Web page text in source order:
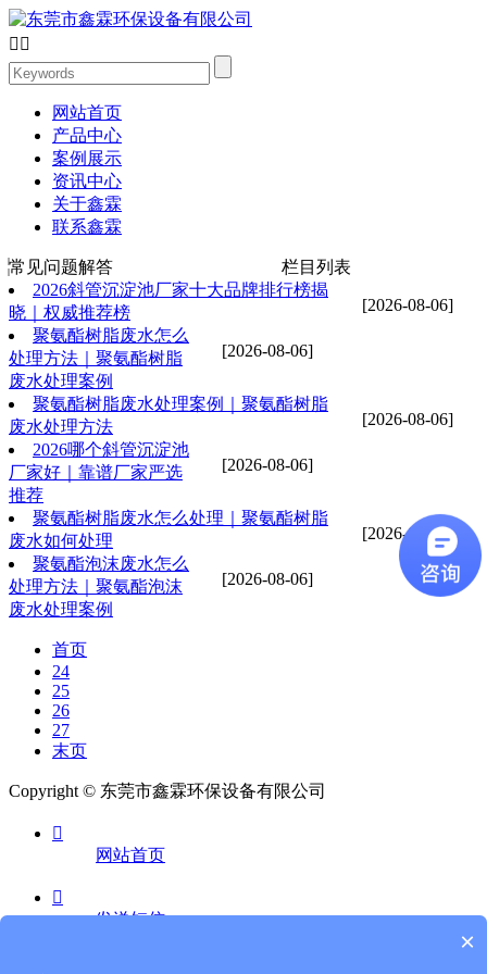
 
网站首页
产品中心
案例展示
资讯中心
关于鑫霖
联系鑫霖
常见问题解答 栏目列表
[2026-08-06]
2026斜管沉淀池厂家十大品牌排行榜揭
晓｜权威推荐榜
[2026-08-06]
聚氨酯树脂废水怎么
处理方法｜聚氨酯树脂
废水处理案例
[2026-08-06]
聚氨酯树脂废水处理案例｜聚氨酯树脂
废水处理方法
[2026-08-06]
2026哪个斜管沉淀池
厂家好｜靠谱厂家严选
推荐
[2026-08-06]
聚氨酯树脂废水怎么处理｜聚氨酯树脂
废水如何处理
[2026-08-06]
聚氨酯泡沫废水怎么
处理方法｜聚氨酯泡沫
废水处理案例
首页
24
25
26
27
末页
Copyright © 东莞市鑫霖环保设备有限公司

网站首页

发送短信
×